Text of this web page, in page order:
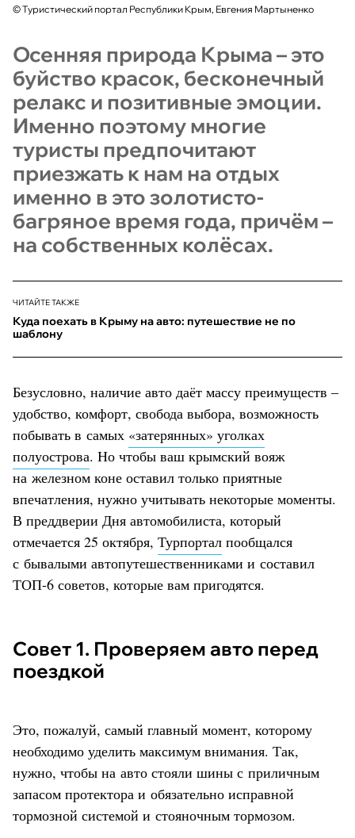
©Туристический портал Республики Крым, Евгения Мартыненко
Осенняя природа Крыма – это
буйство красок, бесконечный
релакс и позитивные эмоции.
Именно поэтому многие
туристы предпочитают
приезжать к нам на отдых
именно в это золотисто-
багряное время года, причём –
на собственных колёсах.
ЧИТАЙТЕ ТАКЖЕ
Куда поехать в Крыму на авто: путешествие не по
шаблону
Безусловно, наличие авто даёт массу преимуществ –
удобство, комфорт, свобода выбора, возможность
побывать в самых «затерянных» уголках
полуострова. Но чтобы ваш крымский вояж
на железном коне оставил только приятные
впечатления, нужно учитывать некоторые моменты.
В преддверии Дня автомобилиста, который
отмечается 25 октября, Турпортал пообщался
с бывалыми автопутешественниками и составил
ТОП-6 советов, которые вам пригодятся.
Совет 1. Проверяем авто перед
поездкой
Это, пожалуй, самый главный момент, которому
необходимо уделить максимум внимания. Так,
нужно, чтобы на авто стояли шины с приличным
запасом протектора и обязательно исправной
тормозной системой и стояночным тормозом.